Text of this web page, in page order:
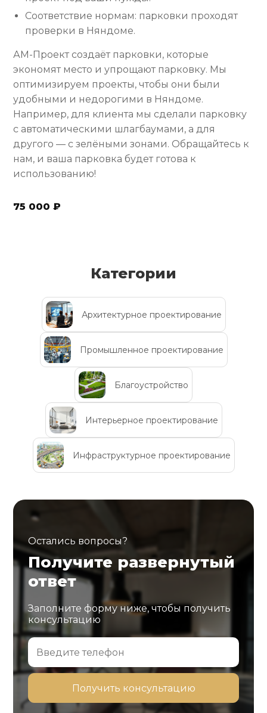
Соответствие нормам: парковки проходят
проверки в Няндоме.
АМ-Проект создаёт парковки, которые
экономят место и упрощают парковку. Мы
оптимизируем проекты, чтобы они были
удобными и недорогими в Няндоме.
Например, для клиента мы сделали парковку
с автоматическими шлагбаумами, а для
другого — с зелёными зонами. Обращайтесь к
нам, и ваша парковка будет готова к
использованию!
75 000 ₽
Категории
Архитектурное проектирование
Промышленное проектирование
Благоустройство
Интерьерное проектирование
Инфраструктурное проектирование
Остались вопросы?
Получите развернутый
ответ
Заполните форму ниже, чтобы получить
консультацию